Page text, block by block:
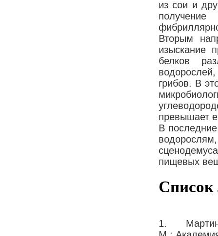
из сои и
Вторым
изыскание
белков
грибов. В
превышает
В
пищевых
Список
1.